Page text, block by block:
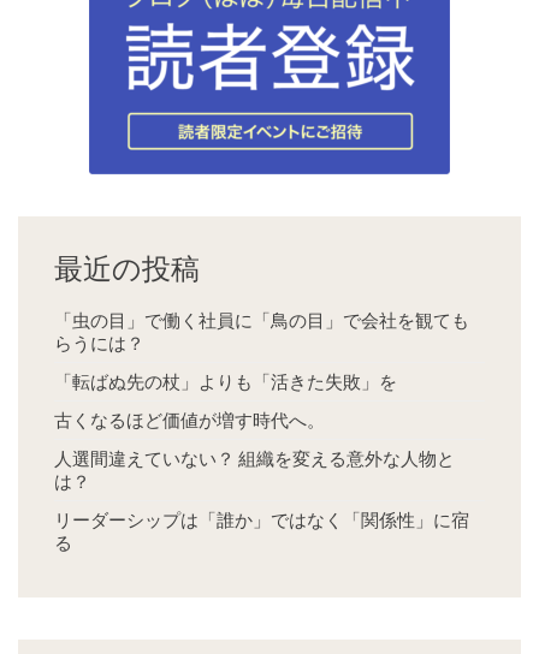
最近の投稿
「虫の目」で働く社員に「鳥の目」で会社を観ても
らうには？
「転ばぬ先の杖」よりも「活きた失敗」を
古くなるほど価値が増す時代へ。
人選間違えていない？ 組織を変える意外な人物と
は？
リーダーシップは「誰か」ではなく「関係性」に宿
る